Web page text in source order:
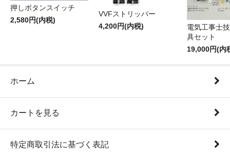
押しボタンスイッチ
2,580円(内税)
VVFストリッパー
4,200円(内税)
電気工事士
具セット
19,000円(内
ホーム
カートを見る
特定商取引法に基づく表記